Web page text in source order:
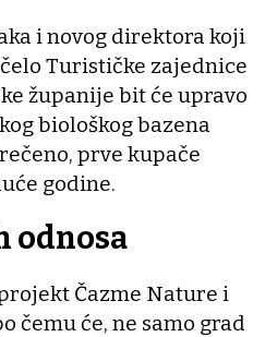
i novog direktora koji
Turističke zajednice
županije bit će upravo
biološkog bazena
prve kupače
godine.
odnosa
Čazme Nature i
čemu će, ne samo grad